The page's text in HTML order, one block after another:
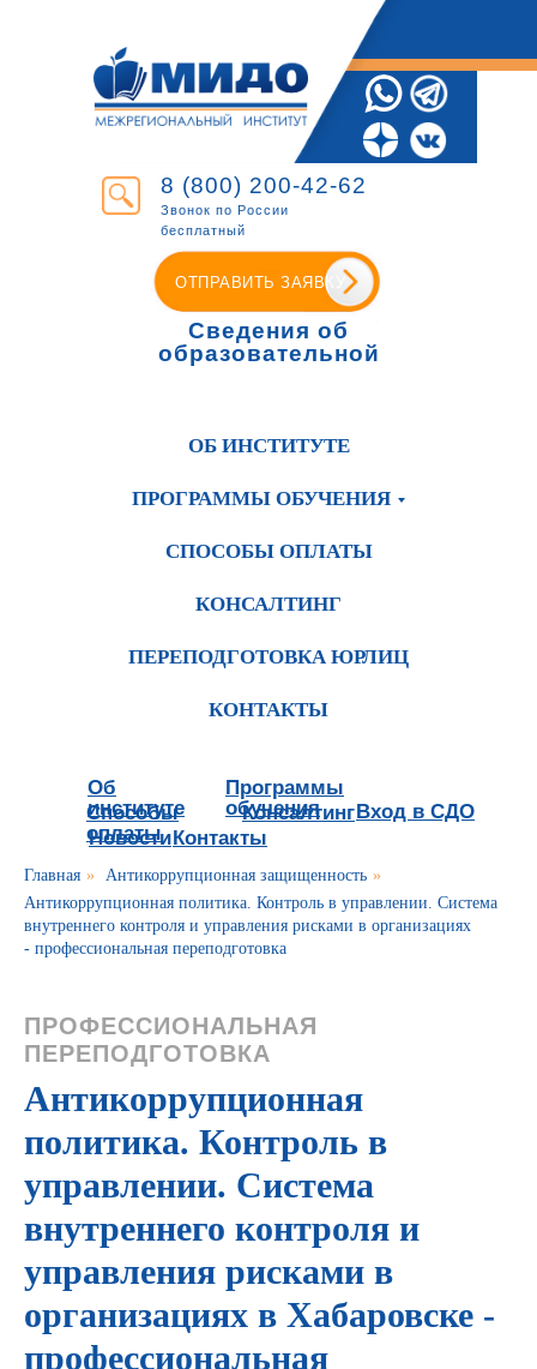
8 (800) 200-42-62
Звонок по России
бесплатный
ОТПРАВИТЬ ЗАЯВКУ
Сведения об
образовательной
ОБ ИНСТИТУТЕ
ПРОГРАММЫ ОБУЧЕНИЯ
СПОСОБЫ ОПЛАТЫ
КОНСАЛТИНГ
ПЕРЕПОДГОТОВКА ЮРЛИЦ
КОНТАКТЫ
Об
институте
Программы
обучения
Способы
оплаты
Консалтинг
Новости
Вход в СДО
Контакты
Главная » Антикоррупционная защищенность »
Антикоррупционная политика. Контроль в управлении. Система
внутреннего контроля и управления рисками в организациях
- профессиональная переподготовка
ПРОФЕССИОНАЛЬНАЯ
ПЕРЕПОДГОТОВКА
Антикоррупционная
политика. Контроль в
управлении. Система
внутреннего контроля и
управления рисками в
организациях в Хабаровске -
профессиональная